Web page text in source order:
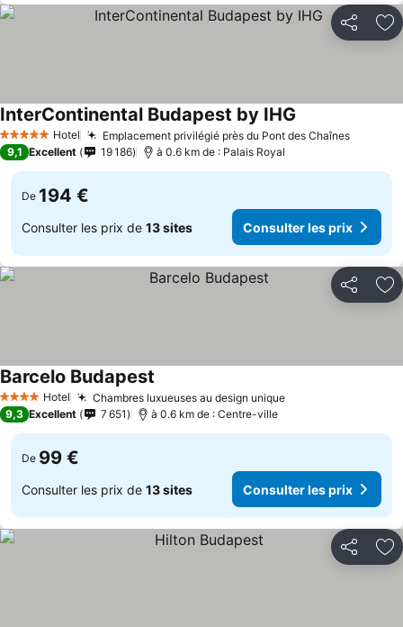
Partager
5 Étoiles Hotel Emplacement privilégié près du Pont des Chaînes
InterContinental Budapest by IHG
9,1 Excellent 19 186 à 0.6 km de : Palais Royal
De 194 €
Consulter les prix de 13 sites Consulter les prix
Partager
4 Étoiles Hotel Chambres luxueuses au design unique
Barcelo Budapest
9,3 Excellent 7 651 à 0.6 km de : Centre-ville
De 99 €
Consulter les prix de 13 sites Consulter les prix
Partager